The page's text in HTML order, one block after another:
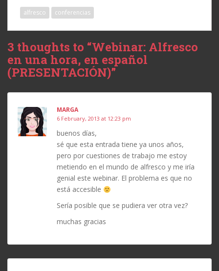
alfresco conferencias
3 thoughts to “Webinar: Alfresco
en una hora, en español
(PRESENTACIÓN)”
MARGA
6 February, 2013 at 12:23 pm
buenos días,
sé que esta entrada tiene ya unos años,
pero por cuestiones de trabajo me estoy
metiendo en el mundo de alfresco y me iría
genial este webinar. El problema es que no
está accesible
Sería posible que se pudiera ver otra vez?
muchas gracias